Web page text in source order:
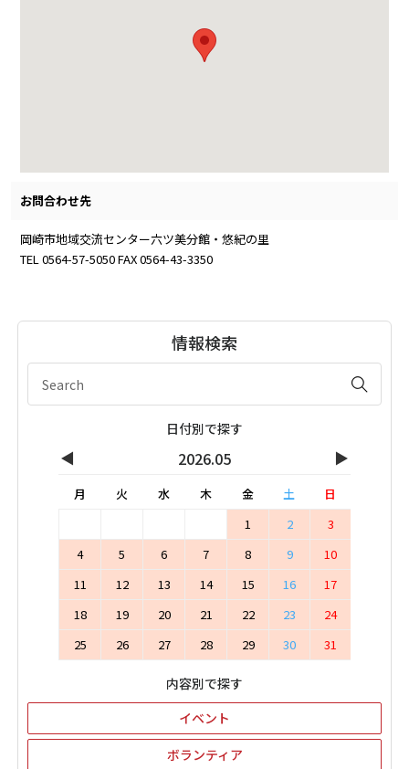
お問合わせ先
岡崎市地域交流センター六ツ美分館・悠紀の里
TEL 0564-57-5050 FAX 0564-43-3350
情報検索
日付別で探す
◀ 2026.05 ▶
月 火 水 木 金 土
日
1
2
3
4
5 6 7 8 9
10
11
12 13 14 15 16
17
18
19 20 21 22 23
24
25
26 27 28 29 30 31
内容別で探す
イベント
ボランティア